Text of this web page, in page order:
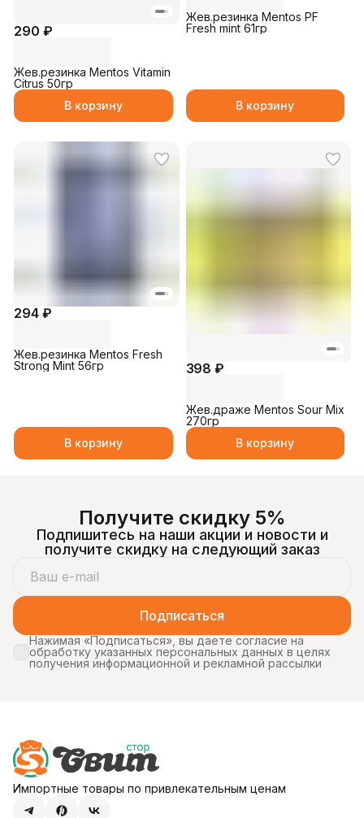
290 ₽
Жев.резинка Mentos Vitamin
Citrus 50гр
В корзину
Жев.резинка Mentos PF
Fresh mint 61гр
В корзину
294 ₽
Жев.резинка Mentos Fresh
Strong Mint 56гр
В корзину
398 ₽
Жев.драже Mentos Sour Mix
270гр
В корзину
Получите скидку 5%
Подпишитесь на наши акции и новости и
получите скидку на следующий заказ
Подписаться
Нажимая «Подписаться», вы даете согласие на
обработку указанных персональных данных в целях
получения информационной и рекламной рассылки
Импортные товары по привлекательным ценам